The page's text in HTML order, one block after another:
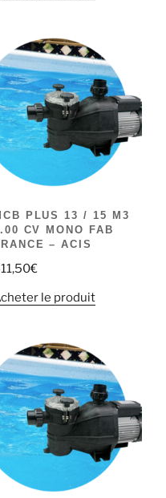
PLUS 13 / 15 M3
CV MONO FAB
– ACIS
€
le produit